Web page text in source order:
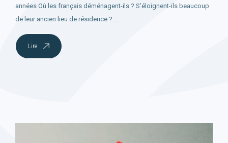
années Où les français déménagent-ils ? S’éloignent-ils beaucoup
de leur ancien lieu de résidence ?...
Lire